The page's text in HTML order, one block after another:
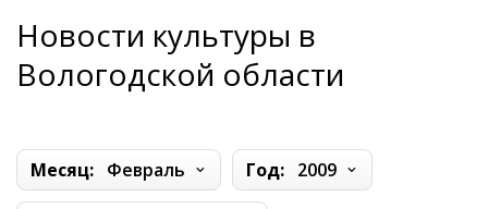
Новости культуры в
Вологодской области
Месяц: Февраль Год: 2009